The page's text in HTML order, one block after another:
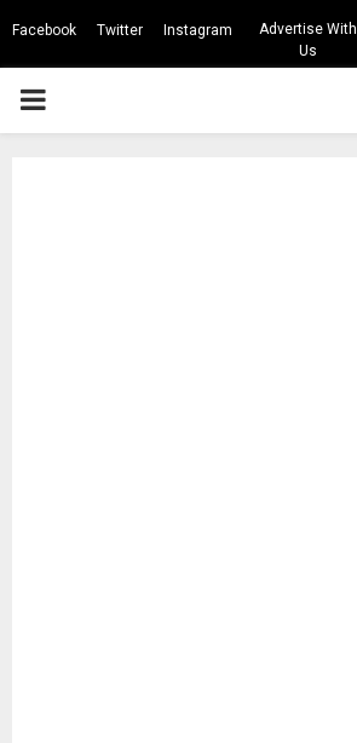
Facebook Twitter Instagram
Advertise With
Us
PRIMARY